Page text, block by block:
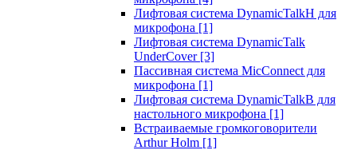
Лифтовая система DynamicTalkH для
микрофона [1]
Лифтовая система DynamicTalk
UnderCover [3]
Пассивная система MicConnect для
микрофона [1]
Лифтовая система DynamicTalkB для
настольного микрофона [1]
Встраиваемые громкоговорители
Arthur Holm [1]